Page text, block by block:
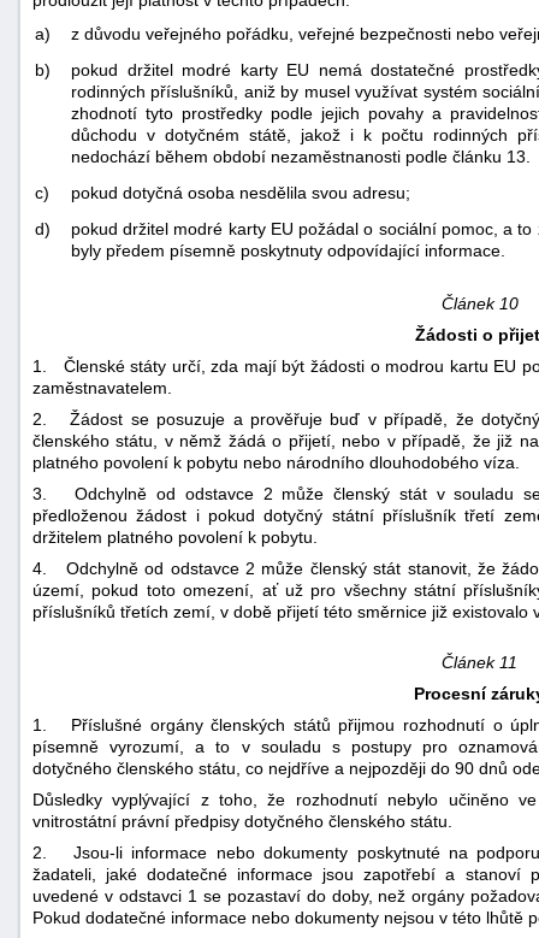
a)
z důvodu veřejného pořádku, veřejné bezpečnosti nebo
b)
pokud držitel modré karty EU nemá dostatečné
rodinných příslušníků, aniž by musel využívat systém
zhodnotí tyto prostředky podle jejich povahy a
důchodu v dotyčném státě, jakož i k počtu rodinných
nedochází během období nezaměstnanosti podle článku 13.
c)
pokud dotyčná osoba nesdělila svou adresu;
d)
pokud držitel modré karty EU požádal o sociální pomoc, a
byly předem písemně poskytnuty odpovídající informace.
Článek 10
Žádosti o
1. Členské státy určí, zda mají být žádosti o modrou kartu EU
zaměstnavatelem.
2. Žádost se posuzuje a prověřuje buď v případě, že
členského státu, v němž žádá o přijetí, nebo v případě, že již
platného povolení k pobytu nebo národního dlouhodobého víza.
3. Odchylně od odstavce 2 může členský stát v souladu
předloženou žádost i pokud dotyčný státní příslušník třetí
držitelem platného povolení k pobytu.
4. Odchylně od odstavce 2 může členský stát stanovit, že
území, pokud toto omezení, ať už pro všechny státní
příslušníků třetích zemí, v době přijetí této směrnice již
Článek 11
Procesní
1. Příslušné orgány členských států přijmou rozhodnutí o
písemně vyrozumí, a to v souladu s postupy pro
dotyčného členského státu, co nejdříve a nejpozději do 90 dnů
Důsledky vyplývající z toho, že rozhodnutí nebylo učiněno
vnitrostátní právní předpisy dotyčného členského státu.
2. Jsou-li informace nebo dokumenty poskytnuté na
žadateli, jaké dodatečné informace jsou zapotřebí a stanoví
uvedené v odstavci 1 se pozastaví do doby, než orgány
Pokud dodatečné informace nebo dokumenty nejsou v této lhůtě